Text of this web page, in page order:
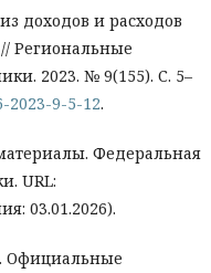
доходов и расходов
Региональные
2023. № 9(155). С. 5–
2023-9-5-12.
Федеральная
URL:
03.01.2026).
Официальные